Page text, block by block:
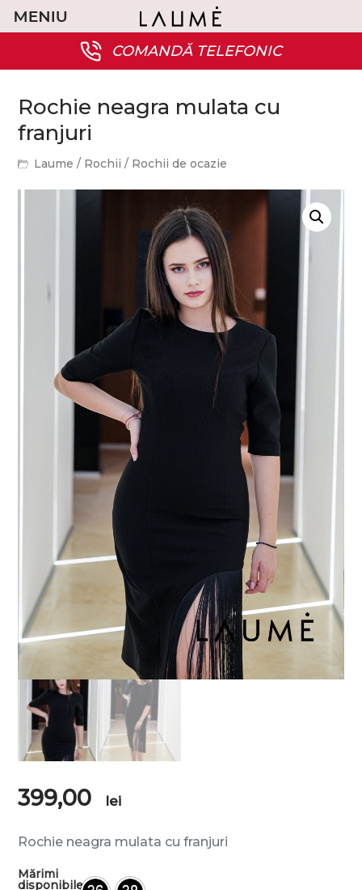
COMANDĂ TELEFONIC
Rochie neagra mulata cu
franjuri
Laume / Rochii / Rochii de ocazie
399,00 lei
Rochie neagra mulata cu franjuri
Mărimi
disponibile